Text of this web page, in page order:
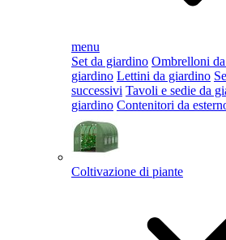
menu
Set da giardino Ombrelloni
giardino Lettini da giardino
successivi Tavoli e sedie da
giardino Contenitori da
Coltivazione di piante